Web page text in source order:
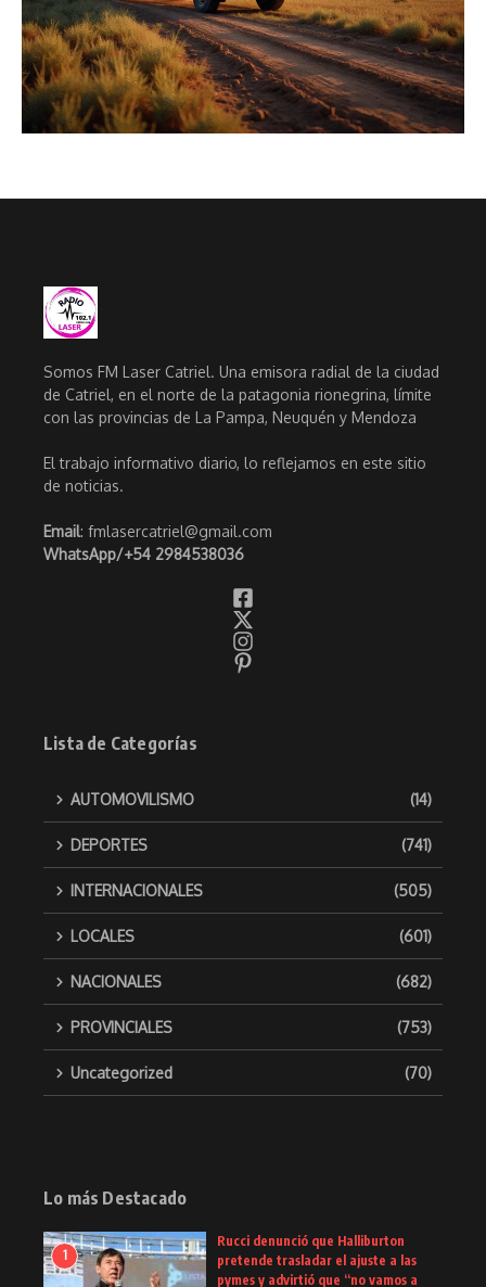
Somos FM Laser Catriel. Una emisora radial de la ciudad
de Catriel, en el norte de la patagonia rionegrina, límite
con las provincias de La Pampa, Neuquén y Mendoza
El trabajo informativo diario, lo reflejamos en este sitio
de noticias.
Email: fmlasercatriel@gmail.com
WhatsApp/+54 2984538036
Lista de Categorías
AUTOMOVILISMO (14)
DEPORTES (741)
INTERNACIONALES (505)
LOCALES (601)
NACIONALES (682)
PROVINCIALES (753)
Uncategorized (70)
Lo más Destacado
1
Rucci denunció que Halliburton
pretende trasladar el ajuste a las
pymes y advirtió que “no vamos a